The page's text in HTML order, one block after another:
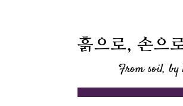
흙으로, 손으
From soil,